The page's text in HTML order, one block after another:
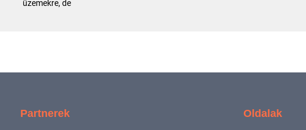
üzemekre, de
Partnerek Oldalak